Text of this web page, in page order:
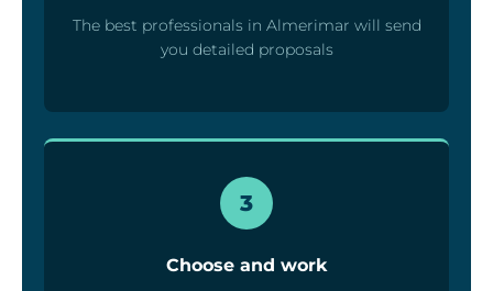
The best professionals in Almerimar will send
you detailed proposals
3
Choose and work